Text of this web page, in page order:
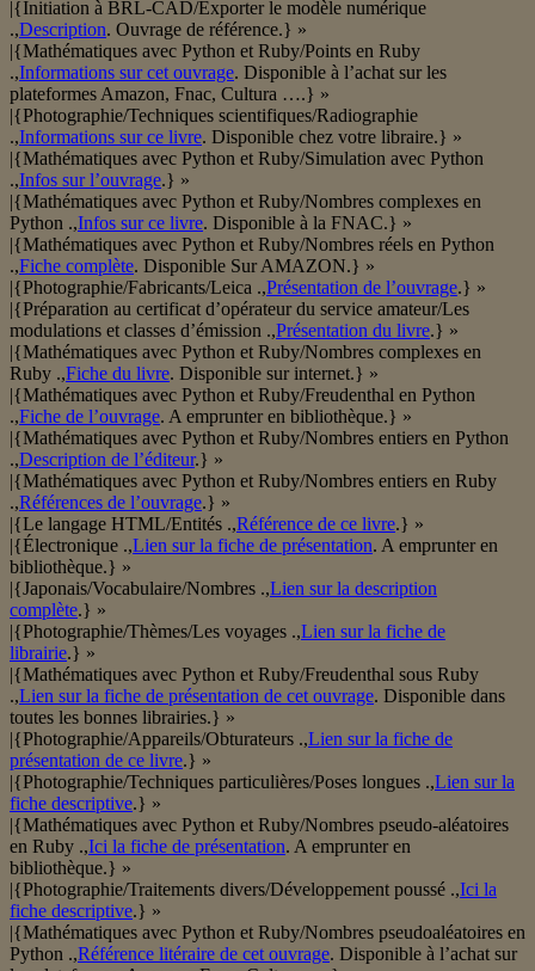
|{Initiation à BRL-CAD/Exporter le modèle numérique
.,Description. Ouvrage de référence.} »
|{Mathématiques avec Python et Ruby/Points en Ruby
.,Informations sur cet ouvrage. Disponible à l’achat sur les
plateformes Amazon, Fnac, Cultura ….} »
|{Photographie/Techniques scientifiques/Radiographie
.,Informations sur ce livre. Disponible chez votre libraire.} »
|{Mathématiques avec Python et Ruby/Simulation avec Python
.,Infos sur l’ouvrage.} »
|{Mathématiques avec Python et Ruby/Nombres complexes en
Python .,Infos sur ce livre. Disponible à la FNAC.} »
|{Mathématiques avec Python et Ruby/Nombres réels en Python
.,Fiche complète. Disponible Sur AMAZON.} »
|{Photographie/Fabricants/Leica .,Présentation de l’ouvrage.} »
|{Préparation au certificat d’opérateur du service amateur/Les
modulations et classes d’émission .,Présentation du livre.} »
|{Mathématiques avec Python et Ruby/Nombres complexes en
Ruby .,Fiche du livre. Disponible sur internet.} »
|{Mathématiques avec Python et Ruby/Freudenthal en Python
.,Fiche de l’ouvrage. A emprunter en bibliothèque.} »
|{Mathématiques avec Python et Ruby/Nombres entiers en Python
.,Description de l’éditeur.} »
|{Mathématiques avec Python et Ruby/Nombres entiers en Ruby
.,Références de l’ouvrage.} »
|{Le langage HTML/Entités .,Référence de ce livre.} »
|{Électronique .,Lien sur la fiche de présentation. A emprunter en
bibliothèque.} »
|{Japonais/Vocabulaire/Nombres .,Lien sur la description
complète.} »
|{Photographie/Thèmes/Les voyages .,Lien sur la fiche de
librairie.} »
|{Mathématiques avec Python et Ruby/Freudenthal sous Ruby
.,Lien sur la fiche de présentation de cet ouvrage. Disponible dans
toutes les bonnes librairies.} »
|{Photographie/Appareils/Obturateurs .,Lien sur la fiche de
présentation de ce livre.} »
|{Photographie/Techniques particulières/Poses longues .,Lien sur la
fiche descriptive.} »
|{Mathématiques avec Python et Ruby/Nombres pseudo-aléatoires
en Ruby .,Ici la fiche de présentation. A emprunter en
bibliothèque.} »
|{Photographie/Traitements divers/Développement poussé .,Ici la
fiche descriptive.} »
|{Mathématiques avec Python et Ruby/Nombres pseudoaléatoires en
Python .,Référence litéraire de cet ouvrage. Disponible à l’achat sur